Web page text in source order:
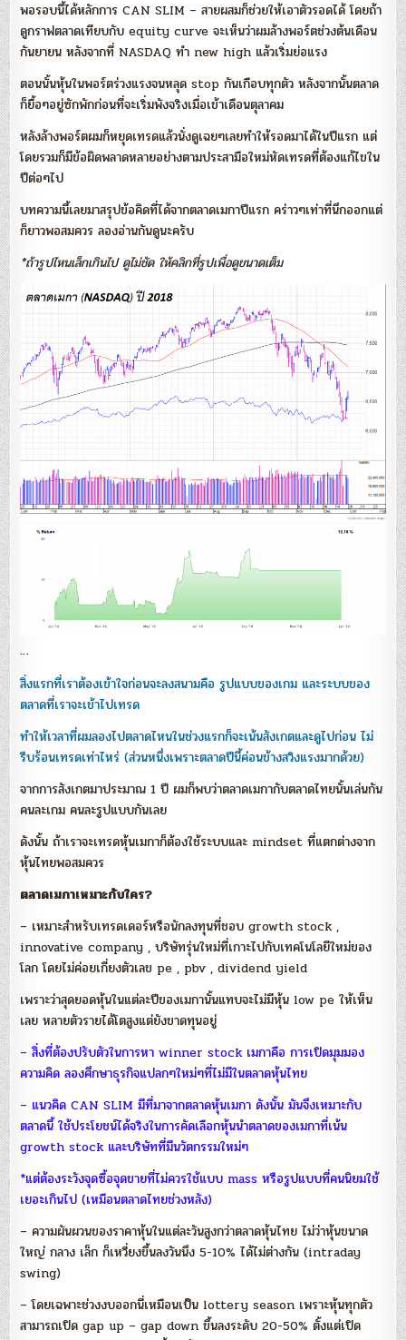
พอรอบนี้ได้หลักการ CAN SLIM – สายผสมก็ช่วยให้เอาตัวรอดได้ โดยถ้า
ดูกราฟตลาดเทียบกับ equity curve จะเห็นว่าผมล้างพอร์ตช่วงต้นเดือน
กันยายน หลังจากที่ NASDAQ ทำ new high แล้วเริ่มย่อแรง
ตอนนั้นหุ้นในพอร์ตร่วงแรงจนหลุด stop กันเกือบทุกตัว หลังจากนั้นตลาด
ก็ยื้อๆอยู่ซักพักก่อนที่จะเริ่มพังจริงเมื่อเข้าเดือนตุลาคม
หลังล้างพอร์ตผมก็หยุดเทรดแล้วนั่งดูเฉยๆเลยทำให้รอดมาได้ในปีแรก แต่
โดยรวมก็มีข้อผิดพลาดหลายอย่างตามประสามือใหม่หัดเทรดที่ต้องแก้ไขใน
ปีต่อๆไป
บทความนี้เลยมาสรุปข้อคิดที่ได้จากตลาดเมกาปีแรก คร่าวๆเท่าที่นึกออกแต่
ก็ยาวพอสมควร ลองอ่านกันดูนะครับ
*ถ้ารูปไหนเล็กเกินไป ดูไม่ชัด ให้คลิกที่รูปเพื่อดูขนาดเต็ม
…
สิ่งแรกที่เราต้องเข้าใจก่อนจะลงสนามคือ รูปแบบของเกม และระบบของ
ตลาดที่เราจะเข้าไปเทรด
ทำให้เวลาที่ผมลองไปตลาดไหนในช่วงแรกก็จะเน้นสังเกตและดูไปก่อน ไม่
รีบร้อนเทรดเท่าไหร่ (ส่วนหนึ่งเพราะตลาดปีนี้ค่อนข้างสวิงแรงมากด้วย)
จากการสังเกตมาประมาณ 1 ปี ผมก็พบว่าตลาดเมกากับตลาดไทยนั้นเล่นกัน
คนละเกม คนละรูปแบบกันเลย
ดังนั้น ถ้าเราจะเทรดหุ้นเมกาก็ต้องใช้ระบบและ mindset ที่แตกต่างจาก
หุ้นไทยพอสมควร
ตลาดเมกาเหมาะกับใคร?
– เหมาะสำหรับเทรดเดอร์หรือนักลงทุนที่ชอบ growth stock ,
innovative company , บริษัทรุ่นใหม่ที่เกาะไปกับเทคโนโลยีใหม่ของ
โลก โดยไม่ค่อยเกี่ยงตัวเลข pe , pbv , dividend yield
เพราะว่าสุดยอดหุ้นในแต่ละปีของเมกานั้นแทบจะไม่มีหุ้น low pe ให้เห็น
เลย หลายตัวรายได้โตสูงแต่ยังขาดทุนอยู่
– สิ่งที่ต้องปรับตัวในการหา winner stock เมกาคือ การเปิดมุมมอง
ความคิด ลองศึกษาธุรกิจแปลกๆใหม่ๆที่ไม่มีในตลาดหุ้นไทย
– แนวคิด CAN SLIM มีที่มาจากตลาดหุ้นเมกา ดังนั้น มันจึงเหมาะกับ
ตลาดนี้ ใช้ประโยชน์ได้จริงในการคัดเลือกหุ้นนำตลาดของเมกาที่เน้น
growth stock และบริษัทที่มีนวัตกรรมใหม่ๆ
*แต่ต้องระวังจุดซื้อจุดขายที่ไม่ควรใช้แบบ mass หรือรูปแบบที่คนนิยมใช้
เยอะเกินไป (เหมือนตลาดไทยช่วงหลัง)
– ความผันผวนของราคาหุ้นในแต่ละวันสูงกว่าตลาดหุ้นไทย ไม่ว่าหุ้นขนาด
ใหญ่ กลาง เล็ก ก็เหวี่ยงขึ้นลงวันนึง 5-10% ได้ไม่ต่างกัน (intraday
swing)
– โดยเฉพาะช่วงงบออกนี่เหมือนเป็น lottery season เพราะหุ้นทุกตัว
สามารถเปิด gap up – gap down ขึ้นลงระดับ 20-50% ตั้งแต่เปิด